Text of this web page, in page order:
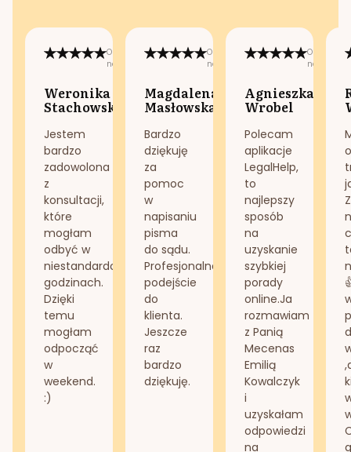
Opublikowano
na:
Weronika
Stachowska
Jestem
bardzo
zadowolona
z
konsultacji,
które
mogłam
odbyć w
niestandardowych
godzinach.
Dzięki
temu
mogłam
odpocząć
w
weekend.
:)
Opublikowano
na:
Magdalena
Masłowska
Bardzo
dziękuję
za
pomoc
w
napisaniu
pisma
do sądu.
Profesjonalne
podejście
do
klienta.
Jeszcze
raz
bardzo
dziękuję.
na:
Agnieszka
Wrobel
Polecam
aplikacje
LegalHelp,
to
najlepszy
sposób
na
uzyskanie
szybkiej
porady
online.Ja
rozmawiam
z Panią
Mecenas
Emilią
Kowalczyk
i
uzyskałam
odpowiedzi
na